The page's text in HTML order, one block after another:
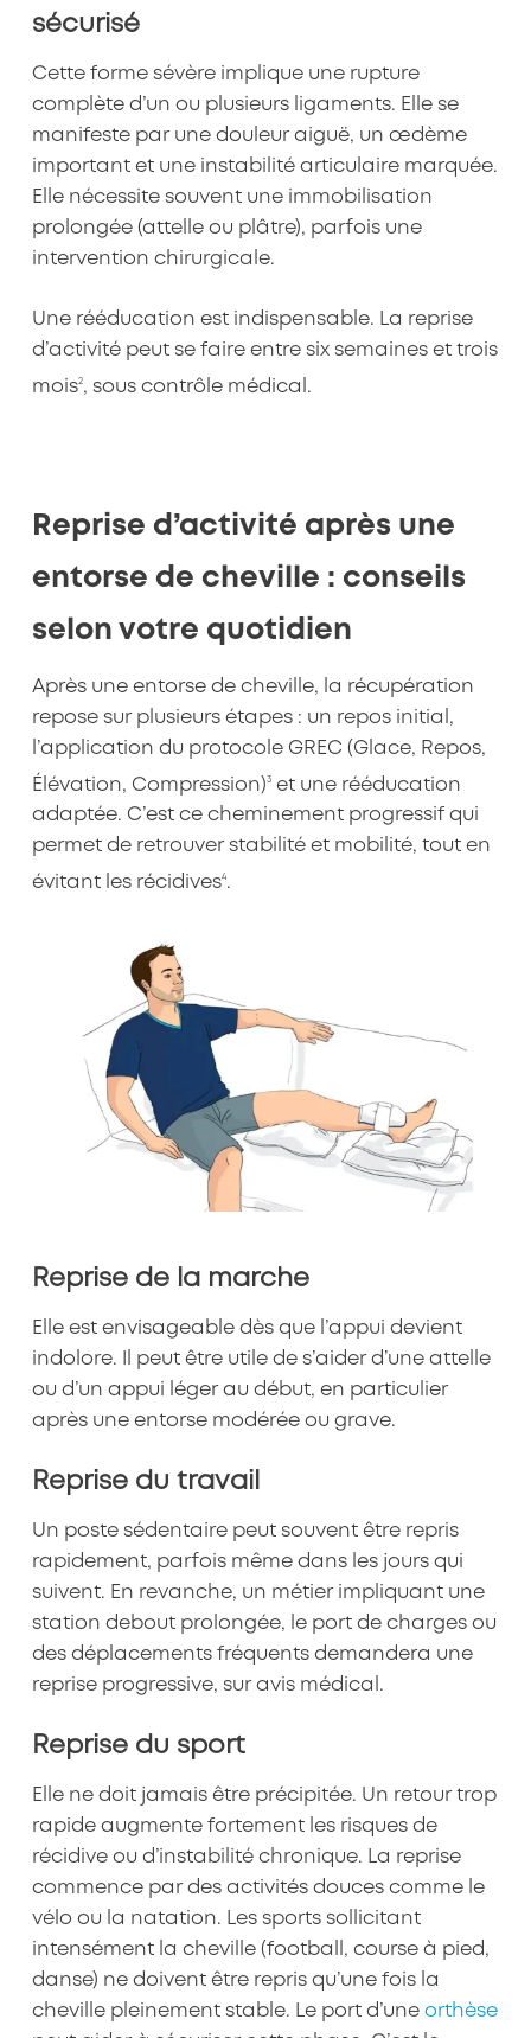
sécurisé
Cette forme sévère implique une rupture
complète d’un ou plusieurs ligaments. Elle se
manifeste par une douleur aiguë, un œdème
important et une instabilité articulaire marquée.
Elle nécessite souvent une immobilisation
prolongée (attelle ou plâtre), parfois une
intervention chirurgicale.
Une rééducation est indispensable. La reprise
d’activité peut se faire entre six semaines et trois
mois2, sous contrôle médical.
Reprise d’activité après une
entorse de cheville : conseils
selon votre quotidien
Après une entorse de cheville, la récupération
repose sur plusieurs étapes : un repos initial,
l’application du protocole GREC (Glace, Repos,
Élévation, Compression)3et une rééducation
adaptée. C’est ce cheminement progressif qui
permet de retrouver stabilité et mobilité, tout en
évitant les récidives4.
Reprise de la marche
Elle est envisageable dès que l’appui devient
indolore. Il peut être utile de s’aider d’une attelle
ou d’un appui léger au début, en particulier
après une entorse modérée ou grave.
Reprise du travail
Un poste sédentaire peut souvent être repris
rapidement, parfois même dans les jours qui
suivent. En revanche, un métier impliquant une
station debout prolongée, le port de charges ou
des déplacements fréquents demandera une
reprise progressive, sur avis médical.
Reprise du sport
Elle ne doit jamais être précipitée. Un retour trop
rapide augmente fortement les risques de
récidive ou d’instabilité chronique. La reprise
commence par des activités douces comme le
vélo ou la natation. Les sports sollicitant
intensément la cheville (football, course à pied,
danse) ne doivent être repris qu’une fois la
cheville pleinement stable. Le port d’une orthèse